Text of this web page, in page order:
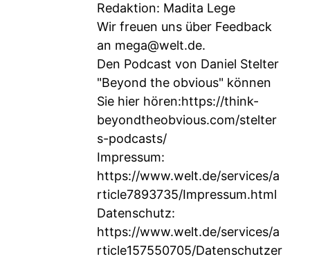
Redaktion: Madita Lege
Wir freuen uns über Feedback
an mega@welt.de.
Den Podcast von Daniel Stelter
"Beyond the obvious" können
Sie hier hören:https://think-
beyondtheobvious.com/stelter
s-podcasts/
Impressum:
https://www.welt.de/services/a
rticle7893735/Impressum.html
Datenschutz:
https://www.welt.de/services/a
rticle157550705/Datenschutzer